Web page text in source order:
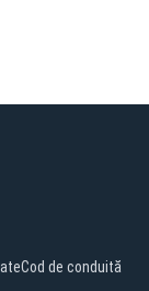
Cod de conduită